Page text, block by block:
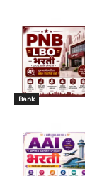
Bank